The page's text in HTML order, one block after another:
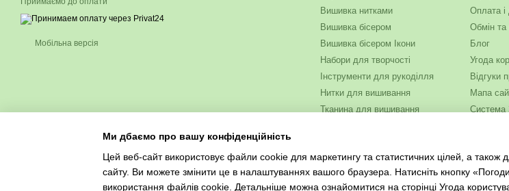
Мобільна версія
Вишивка нитками
Вишивка бісером
Вишивка бісером Ікони
Набори для творчості
Інструменти для рукоділля
Нитки для вишивання
Тканина для вишивання
Журнали для рукоділля
Оплата і
Обмін та
Блог
Угода
Відгуки
Мапа
Система
Ми дбаємо про вашу конфіденційність
Цей веб-сайт використовує файли cookie для маркетингу та статистичних цілей, а також
сайту. Ви можете змінити це в налаштуваннях вашого браузера. Натисніть кнопку
використання файлів cookie. Детальніше можна ознайомитися на сторінці Угода